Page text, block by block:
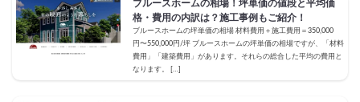
ブルースホームの相場！坪単価の値段と平均価
格・費用の内訳は？施工事例もご紹介！
ブルースホームの坪単価の相場 材料費用＋施工費用＝350,000
円〜550,000円/坪 ブルースホームの坪単価の相場ですが、「材料
費用」「建築費用」があります。それらの総合した平均の費用と
なります。 […]